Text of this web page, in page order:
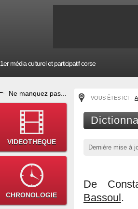
1er média culturel et participatif corse
Ne manquez pas...
VIDEOTHEQUE
CHRONOLOGIE
VOUS ÊTES ICI :
Dernière mise à
De
Bassoul .